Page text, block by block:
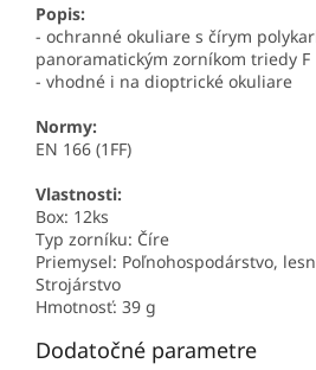
Popis:
- ochranné okuliare s čírym
panoramatickým zorníkom triedy F
- vhodné i na dioptrické okuliare
Normy:
EN 166 (1FF)
Vlastnosti:
Box: 12ks
Typ zorníku: Číre
Priemysel: Poľnohospodárstvo,
Strojárstvo
Hmotnosť: 39 g
Dodatočné parametre